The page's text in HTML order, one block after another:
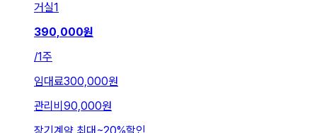
거실1
390,000원
/1주
임대료300,000원
관리비 90,000원